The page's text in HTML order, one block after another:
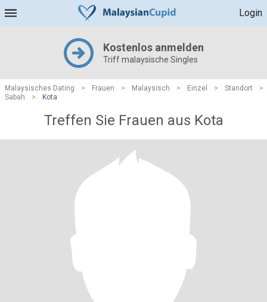
Login
Kostenlos anmelden
Triff malaysische Singles
Malaysisches Dating > Frauen > Malaysisch > Einzel > Standort
>
Sabah
> Kota
Treffen Sie Frauen aus Kota